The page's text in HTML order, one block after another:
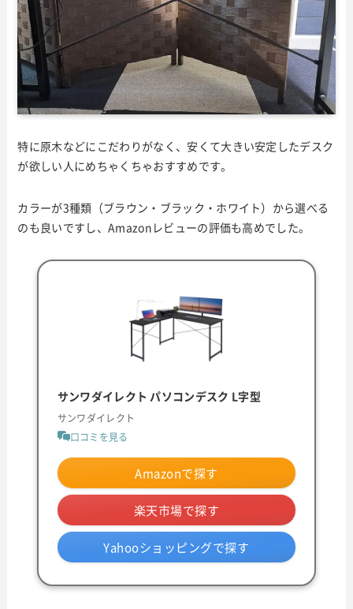
特に原木などにこだわりがなく、安くて大きい安定したデスク
が欲しい人にめちゃくちゃおすすめです。
カラーが3種類（ブラウン・ブラック・ホワイト）から選べる
のも良いですし、Amazonレビューの評価も高めでした。
サンワダイレクト パソコンデスク L字型
サンワダイレクト
口コミを見る
Amazonで探す
楽天市場で探す
Yahooショッピングで探す